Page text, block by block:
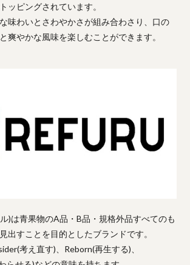
ッピングされています。
味わいとさわやかさが組み合わさり、口の
爽やかな風味を楽しむことができます。
ル)は青果物のA品・B品・規格外品すべてのも
出すことを目的としたブランドです。
考え直す)、Reborn(再生する)、